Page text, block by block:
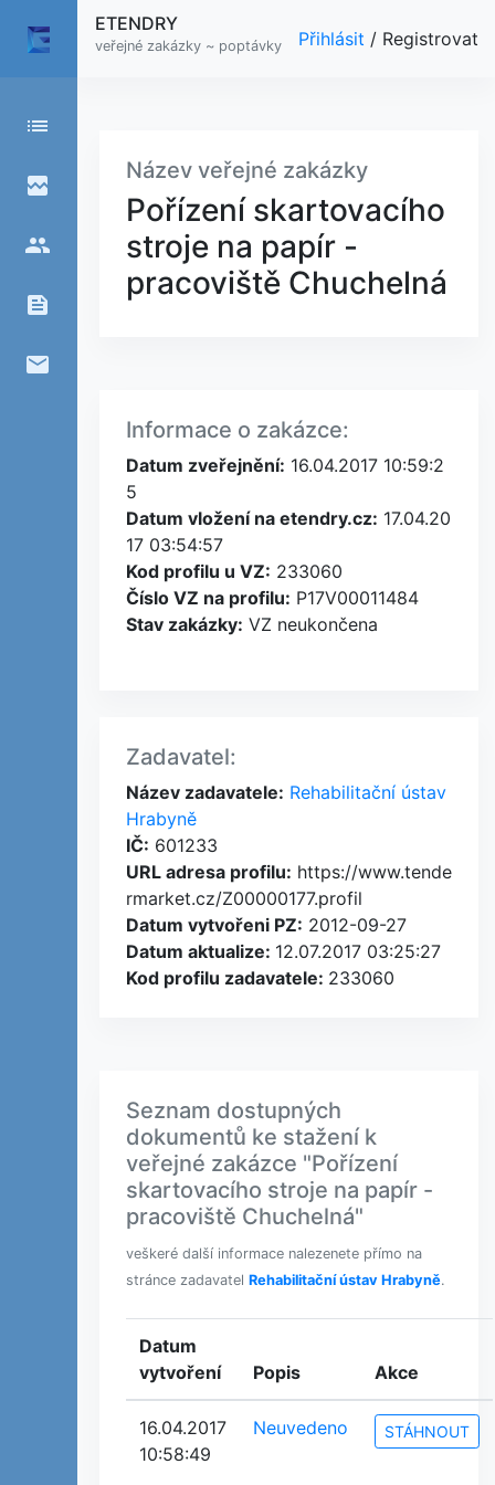
list
broken_image
people
feed
email
ETENDRY
veřejné zakázky ~ poptávky Přihlásit / Registrovat
Název veřejné zakázky
Pořízení skartovacího
stroje na papír -
pracoviště Chuchelná
Informace o zakázce:
Datum zveřejnění: 16.04.2017 10:59:2
5
Datum vložení na etendry.cz: 17.04.20
17 03:54:57
Kod profilu u VZ: 233060
Číslo VZ na profilu: P17V00011484
Stav zakázky: VZ neukončena
Zadavatel:
Název zadavatele: Rehabilitační ústav
Hrabyně
IČ: 601233
URL adresa profilu: https://www.tende
rmarket.cz/Z00000177.profil
Datum vytvořeni PZ: 2012-09-27
Datum aktualize: 12.07.2017 03:25:27
Kod profilu zadavatele: 233060
Seznam dostupných
dokumentů ke stažení k
veřejné zakázce "Pořízení
skartovacího stroje na papír -
pracoviště Chuchelná"
veškeré další informace nalezenete přímo na
stránce zadavatel Rehabilitační ústav Hrabyně.
Datum
vytvoření
Popis Akce
16.04.2017
10:58:49
Neuvedeno STÁHNOUT